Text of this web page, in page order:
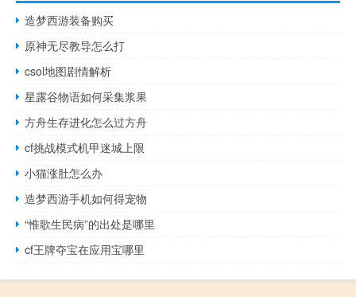
造梦西游装备购买
原神无尽教导怎么打
csol地图剧情解析
星露谷物语如何采集浆果
方舟生存进化怎么过方舟
cf挑战模式机甲迷城上限
小猫涨肚怎么办
造梦西游手机如何得宠物
“惟歌生民病”的出处是哪里
cf王牌夺宝在应用宝哪里